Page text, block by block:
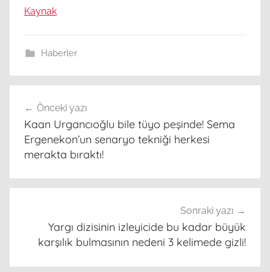
Kaynak
Haberler
gezinmesi
Önceki yazı
Kaan Urgancıoğlu bile tüyo peşinde! Sema
Ergenekon’un senaryo tekniği herkesi
merakta bıraktı!
Sonraki yazı
Yargı dizisinin izleyicide bu kadar büyük
karşılık bulmasının nedeni 3 kelimede gizli!